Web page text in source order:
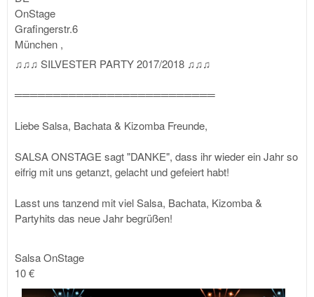
OnStage
Grafingerstr.6
München ,
♫♫♫ SILVESTER PARTY 2017/2018 ♫♫♫
══════════════════════════
Liebe Salsa, Bachata & Kizomba Freunde,
SALSA ONSTAGE sagt "DANKE", dass ihr wieder ein Jahr so
eifrig mit uns getanzt, gelacht und gefeiert habt!
Lasst uns tanzend mit viel Salsa, Bachata, Kizomba &
Partyhits das neue Jahr begrüßen!
Salsa OnStage
10 €